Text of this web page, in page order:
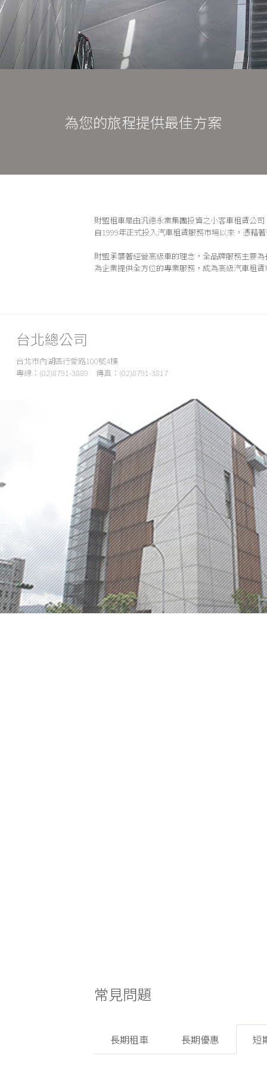
為您的旅程提供最佳方案
財盟租車是由汎德永業集團投資之小客車租賃公
自1999年正式投入汽車租賃服務市場以來，憑藉
財盟承襲著經營高級車的理念，全品牌服務主要
為企業提供全方位的專業服務，成為高級汽車租
台北總公司
台北市內湖區行愛路100號4樓
專線：(02)8791-3889 傳真：(02)8791-3817
常見問題
長期租車 長期優惠 短